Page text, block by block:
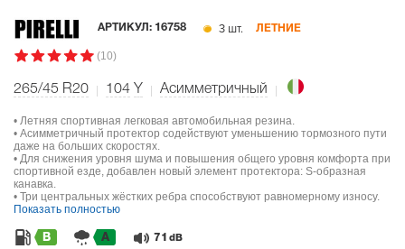
АРТИКУЛ: 16758 3 шт. ЛЕТНИЕ
(10)
265/45 R20 104 Y Асимметричный
• Летняя спортивная легковая автомобильная резина.
• Асимметричный протектор содействуют уменьшению тормозного пути
даже на больших скоростях.
• Для снижения уровня шума и повышения общего уровня комфорта при
спортивной езде, добавлен новый элемент протектора: S-образная
канавка.
• Три центральных жёстких ребра способствуют равномерному износу.
Показать полностью
B A 71 dB